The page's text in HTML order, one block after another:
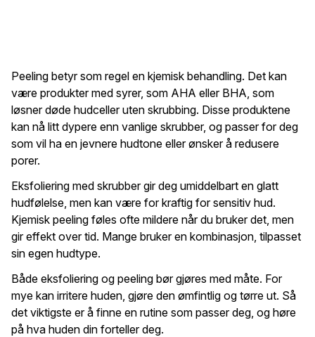
Peeling betyr som regel en kjemisk behandling. Det kan
være produkter med syrer, som AHA eller BHA, som
løsner døde hudceller uten skrubbing. Disse produktene
kan nå litt dypere enn vanlige skrubber, og passer for deg
som vil ha en jevnere hudtone eller ønsker å redusere
porer.
Eksfoliering med skrubber gir deg umiddelbart en glatt
hudfølelse, men kan være for kraftig for sensitiv hud.
Kjemisk peeling føles ofte mildere når du bruker det, men
gir effekt over tid. Mange bruker en kombinasjon, tilpasset
sin egen hudtype.
Både eksfoliering og peeling bør gjøres med måte. For
mye kan irritere huden, gjøre den ømfintlig og tørre ut. Så
det viktigste er å finne en rutine som passer deg, og høre
på hva huden din forteller deg.